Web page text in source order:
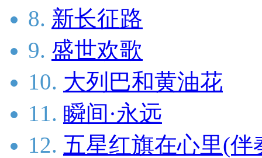
8. 新长征路
9. 盛世欢歌
10. 大列巴和黄油花
11. 瞬间·永远
12. 五星红旗在心里(伴